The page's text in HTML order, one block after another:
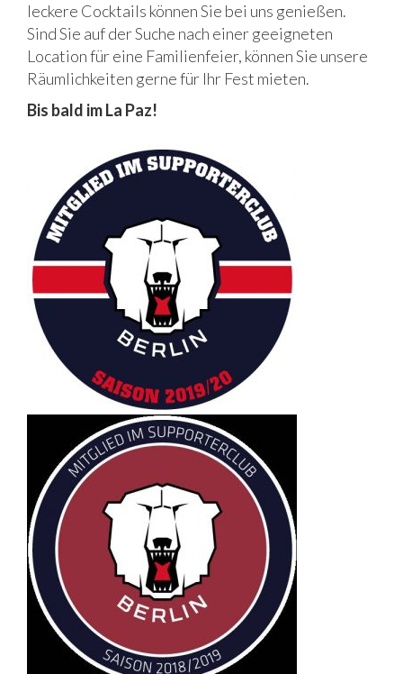
leckere Cocktails können Sie bei uns genießen.
Sind Sie auf der Suche nach einer geeigneten
Location für eine Familienfeier, können Sie unsere
Räumlichkeiten gerne für Ihr Fest mieten.
Bis bald im La Paz!